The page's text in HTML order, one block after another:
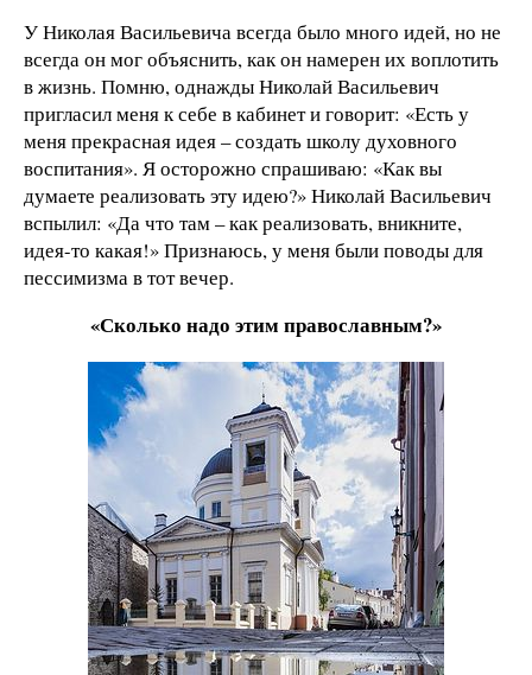
У Николая Васильевича всегда было много идей, но не
всегда он мог объяснить, как он намерен их воплотить
в жизнь. Помню, однажды Николай Васильевич
пригласил меня к себе в кабинет и говорит: «Есть у
меня прекрасная идея – создать школу духовного
воспитания». Я осторожно спрашиваю: «Как вы
думаете реализовать эту идею?» Николай Васильевич
вспылил: «Да что там – как реализовать, вникните,
идея-то какая!» Признаюсь, у меня были поводы для
пессимизма в тот вечер.
«Сколько надо этим православным?»